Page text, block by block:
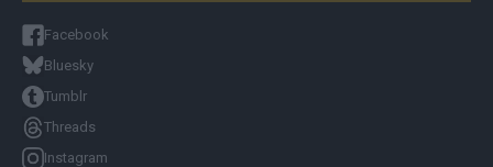
Facebook
Bluesky
Tumblr
Threads
Instagram